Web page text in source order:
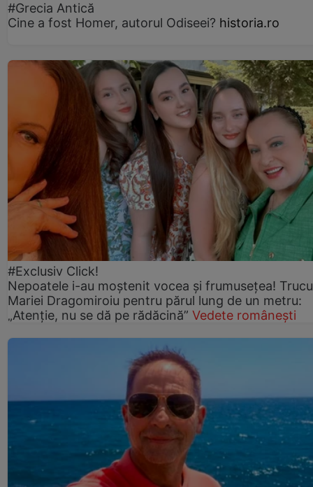
#Grecia Antică
Cine a fost Homer, autorul Odiseei? historia.ro
#Exclusiv Click!
Nepoatele i-au moștenit vocea și frumusețea!
Mariei Dragomiroiu pentru părul lung de un metru:
„Atenție, nu se dă pe rădăcină” Vedete românești